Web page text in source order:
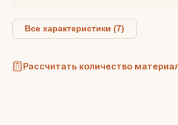
Назначение
Отделка
карнизного
Все характеристики (7)
Рассчитать количество